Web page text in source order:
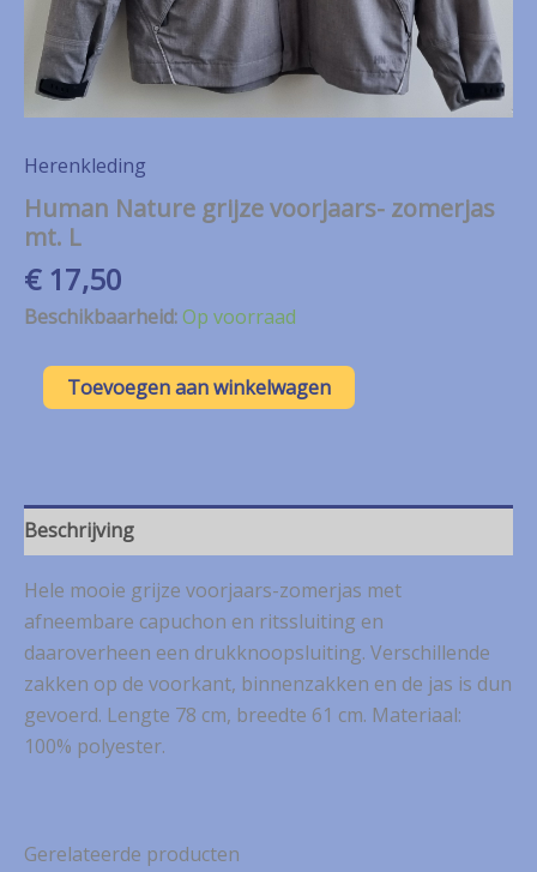
Herenkleding
Human Nature grijze voorjaars- zomerjas
mt. L
€17,50
Beschikbaarheid:Op voorraad
Human
Nature
L
aantal
Toevoegen aan winkelwagen
Beschrijving
Hele mooie grijze voorjaars-zomerjas met
afneembare capuchon en ritssluiting en
daaroverheen een drukknoopsluiting. Verschillende
zakken op de voorkant, binnenzakken en de jas is dun
gevoerd. Lengte 78 cm, breedte 61 cm. Materiaal:
100% polyester.
Gerelateerde producten